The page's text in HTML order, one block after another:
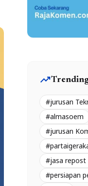
trending_up
#jurusan
#almasoem
#jurusan
#jasa repost
#persiapan